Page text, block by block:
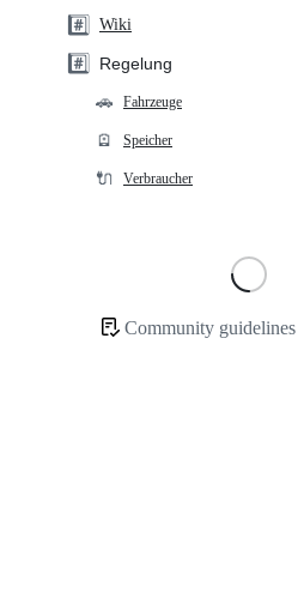
#️⃣ Wiki
#️⃣
Regelung
🚗
Fahrzeuge
🪫 Speicher
🔌 Verbraucher
Community guidelines